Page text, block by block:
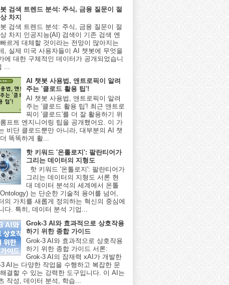
검색 트렌드 분석: 주식, 금융 질문이 절
차지
검색 트렌드 분석: 주식, 금융 질문이 절
차지 인공지능(AI) 검색이 기존 검색 엔
르게 대체할 것이라는 전망이 많아지는
, 실제 미국 사용자들이 AI 챗봇에 무엇을
에 대한 구체적인 데이터가 공개되었습니
...
AI 챗봇 사용법, 앤트로픽이 알려
주는 '클로드 활용 팁'!
AI 챗봇 사용법, 앤트로픽이 알려
주는 '클로드 활용 팁'! 최근 앤트로
픽이 '클로드'를 더 잘 활용하기 위
프트 엔지니어링 팁을 공개했어요. 이 가
비단 클로드뿐만 아니라, 대부분의 AI 챗
똑똑하게 활...
핫 키워드 '온톨로지': 팔란티어가
그리는 데이터의 지형도
핫 키워드 '온톨로지': 팔란티어가
그리는 데이터의 지형도 서론 현
대 데이터 분석의 세계에서 온톨
는 단순한 기술적 용어를 넘어,
의 가치를 새롭게 정의하는 혁신의 중심에
다. 특히, 데이터 분석 기업...
Grok-3 AI와 효과적으로 상호작용
하기 위한 종합 가이드
Grok-3 AI와 효과적으로 상호작용
하기 위한 종합 가이드 서론:
Grok-3 AI의 잠재력 xAI가 개발한
AI는 다양한 작업을 수행하고 복잡한 문
결할 수 있는 강력한 도구입니다. 이 AI는
작성, 데이터 분석, 학습...